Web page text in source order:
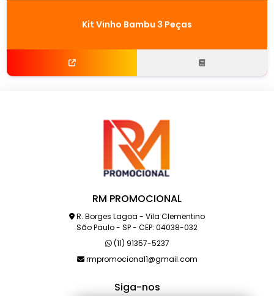
Kit Vinho Bambu 3 Peças
RM PROMOCIONAL
R. Borges Lagoa - Vila Clementino
São Paulo - SP - CEP: 04038-032
(11) 91357-5237
rmpromocional1@gmail.com
Siga-nos